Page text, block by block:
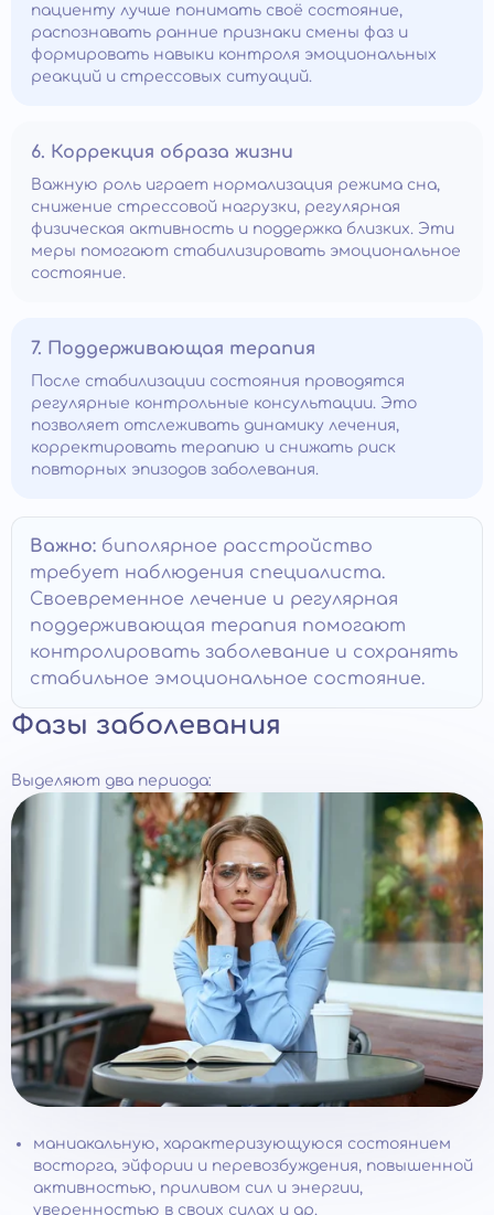
пациенту лучше понимать своё состояние,
распознавать ранние признаки смены фаз и
формировать навыки контроля эмоциональных
реакций и стрессовых ситуаций.
6. Коррекция образа жизни
Важную роль играет нормализация режима сна,
снижение стрессовой нагрузки, регулярная
физическая активность и поддержка близких. Эти
меры помогают стабилизировать эмоциональное
состояние.
7. Поддерживающая терапия
После стабилизации состояния проводятся
регулярные контрольные консультации. Это
позволяет отслеживать динамику лечения,
корректировать терапию и снижать риск
повторных эпизодов заболевания.
Важно: биполярное расстройство
требует наблюдения специалиста.
Своевременное лечение и регулярная
поддерживающая терапия помогают
контролировать заболевание и сохранять
стабильное эмоциональное состояние.
Фазы заболевания
Выделяют два периода:
маниакальную, характеризующуюся состоянием
восторга, эйфории и перевозбуждения, повышенной
активностью, приливом сил и энергии,
уверенностью в своих силах и др.